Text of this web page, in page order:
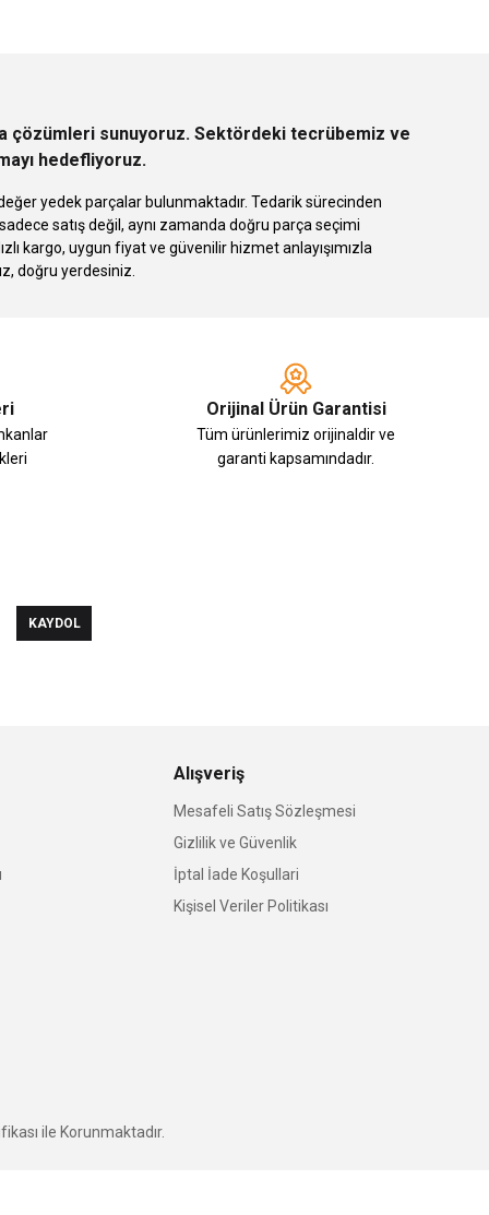
çözümleri sunuyoruz. Sektördeki tecrübemiz ve
hedefliyoruz.
yedek parçalar bulunmaktadır. Tedarik sürecinden
satış değil, aynı zamanda doğru parça seçimi
kargo, uygun fiyat ve güvenilir hizmet anlayışımızla
doğru yerdesiniz.
Orijinal Ürün Garantisi
Tüm ürünlerimiz orijinaldir ve
garanti kapsamındadır.
KAYDOL
Alışveriş
Mesafeli Satış Sözleşmesi
Gizlilik ve Güvenlik
İptal İade Koşullari
Kişisel Veriler Politikası
ile Korunmaktadır.